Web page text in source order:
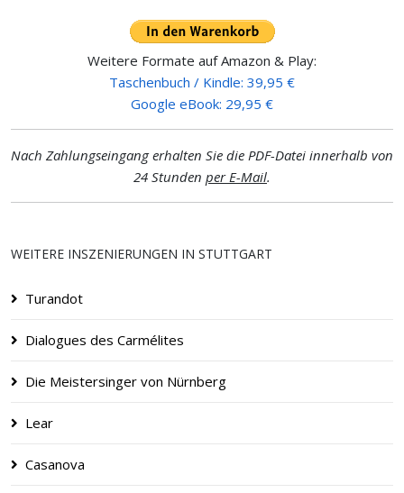
Weitere Formate auf Amazon & Play:
Taschenbuch / Kindle: 39,95 €
Google eBook: 29,95 €
Nach Zahlungseingang erhalten Sie die PDF-Datei innerhalb von
24 Stunden per E-Mail.
WEITERE INSZENIERUNGEN IN STUTTGART
Turandot
Dialogues des Carmélites
Die Meistersinger von Nürnberg
Lear
Casanova